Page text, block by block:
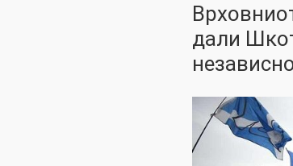
дали